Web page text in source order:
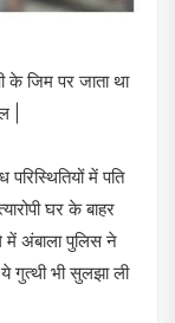
के जिम पर जाता था
|
में पति
घर के बाहर
में अंबाला पुलिस ने
गुत्थी भी सुलझा ली